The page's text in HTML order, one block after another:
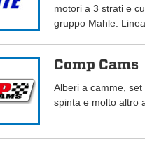
motori a 3 strati e
gruppo Mahle.
Comp Cams
Alberi a camme,
spinta e molto altro